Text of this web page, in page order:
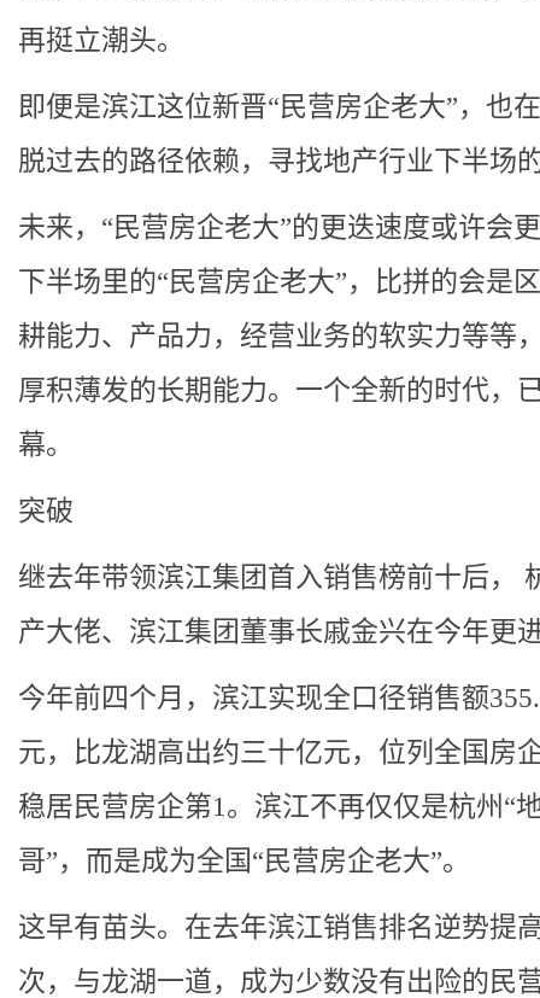
再挺立潮头。
即便是滨江这位新晋“民营房企老大”，也
脱过去的路径依赖，寻找地产行业下半场
未来，“民营房企老大”的更迭速度或许会
下半场里的“民营房企老大”，比拼的会是
耕能力、产品力，经营业务的软实力等等
厚积薄发的长期能力。一个全新的时代，
幕。
突破
继去年带领滨江集团首入销售榜前十后，
产大佬、滨江集团董事长戚金兴在今年更
今年前四个月，滨江实现全口径销售额
元，比龙湖高出约三十亿元，位列全国房
稳居民营房企第1。滨江不再仅仅是杭州“
哥”，而是成为全国“民营房企老大”。
这早有苗头。在去年滨江销售排名逆势提
次，与龙湖一道，成为少数没有出险的民